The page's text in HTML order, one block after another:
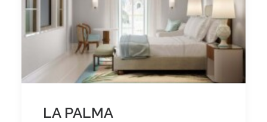
Search
LA PALMA